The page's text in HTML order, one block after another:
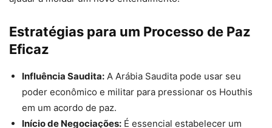
Estratégias para um Processo de Paz
Eficaz
Influência Saudita: A Arábia Saudita pode usar seu
poder econômico e militar para pressionar os Houthis
em um acordo de paz.
Início de Negociações: É essencial estabelecer um